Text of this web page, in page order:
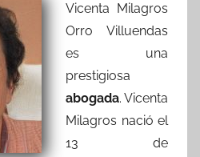
Vicenta Milagros
Orro Villuendas
es una
prestigiosa
abogada. Vicenta
Milagros nació el
13 de